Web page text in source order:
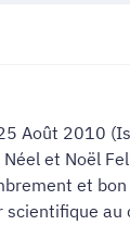
Août 2010
et Noël
et